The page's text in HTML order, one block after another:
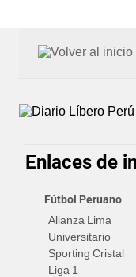
Enlaces de
Fútbol Peruano
Alianza Lima
Universitario
Sporting Cristal
Liga 1